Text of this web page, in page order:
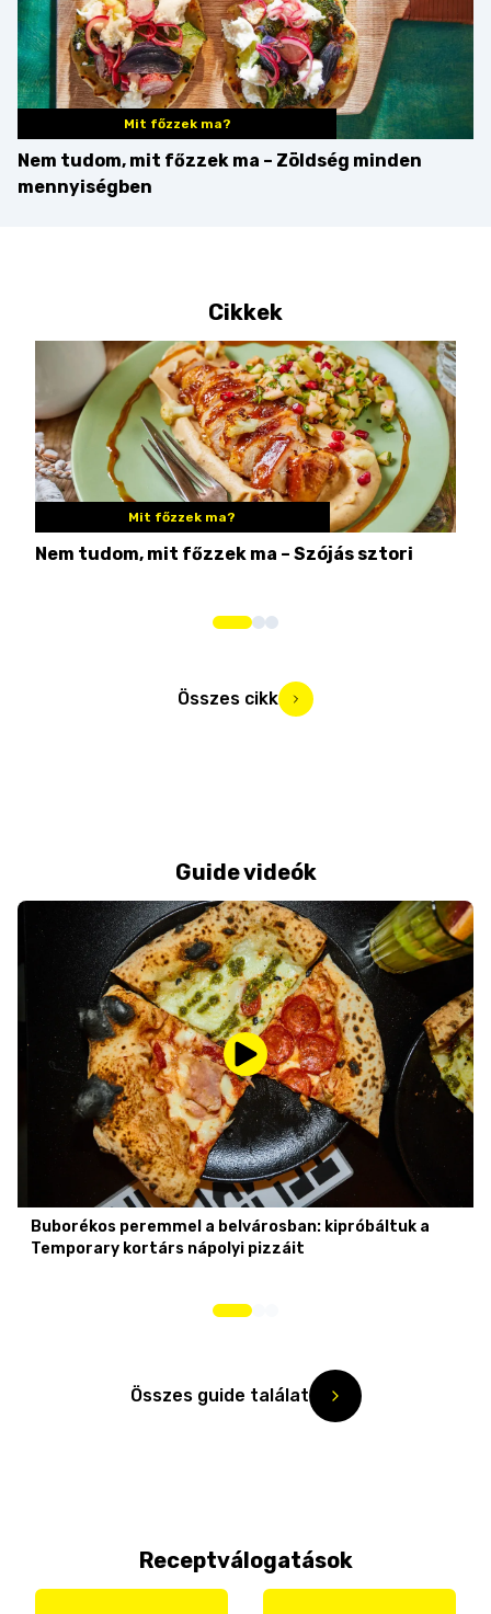
Mit főzzek ma?
Nem tudom, mit főzzek ma – Zöldség minden
mennyiségben
Cikkek
Mit főzzek ma?
Nem tudom, mit főzzek ma – Szójás sztori
Összes cikk
Guide videók
Buborékos peremmel a belvárosban: kipróbáltuk a
Temporary kortárs nápolyi pizzáit
Összes guide találat
Receptválogatások